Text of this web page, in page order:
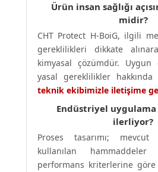
Ürün insan sağlığı
midir?
CHT Protect H-BoiG, ilgili
gereklilikleri dikkate
kimyasal çözümdür.
yasal gereklilikler
teknik ekibimizle iletişime
Endüstriyel uygulama
ilerliyor?
Proses tasarımı;
kullanılan
performans kriterlerine göre